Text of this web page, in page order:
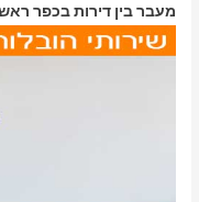
מעבר בין דירות בכפר